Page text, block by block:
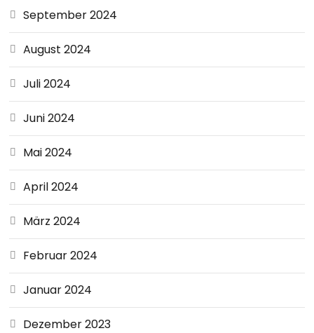
September 2024
August 2024
Juli 2024
Juni 2024
Mai 2024
April 2024
März 2024
Februar 2024
Januar 2024
Dezember 2023